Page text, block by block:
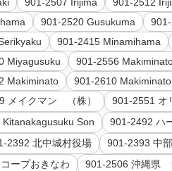
901-2507 Irijima 901-2512
901-2520 Gusukuma
901-2415 Minamihama
Miyagusuku 901-2556
Makiminato 901-2610 Makiminato
メイクマン （株） 901-2551 オ
Son 901-2492 ハ
2392 北中城村役場 901-2393 中
ープおきなわ 901-2506 沖縄県